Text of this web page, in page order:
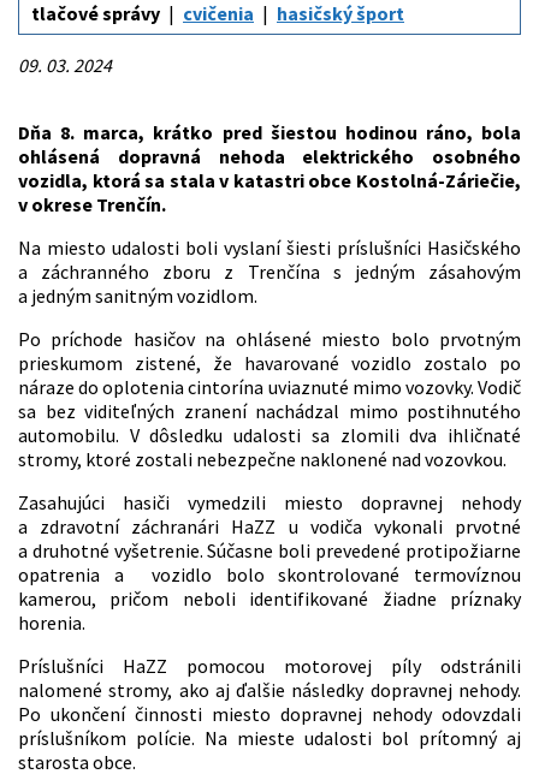
tlačové správy cvičenia hasičský šport
09. 03. 2024
Dňa 8. marca, krátko pred šiestou hodinou ráno, bola
ohlásená dopravná nehoda elektrického osobného
vozidla, ktorá sa stala v katastri obce Kostolná-Záriečie,
v okrese Trenčín.
Na miesto udalosti boli vyslaní šiesti príslušníci Hasičského
a záchranného zboru z Trenčína s jedným zásahovým
a jedným sanitným vozidlom.
Po príchode hasičov na ohlásené miesto bolo prvotným
prieskumom zistené, že havarované vozidlo zostalo po
náraze do oplotenia cintorína uviaznuté mimo vozovky. Vodič
sa bez viditeľných zranení nachádzal mimo postihnutého
automobilu. V dôsledku udalosti sa zlomili dva ihličnaté
stromy, ktoré zostali nebezpečne naklonené nad vozovkou.
Zasahujúci hasiči vymedzili miesto dopravnej nehody
a zdravotní záchranári HaZZ u vodiča vykonali prvotné
a druhotné vyšetrenie. Súčasne boli prevedené protipožiarne
opatrenia a vozidlo bolo skontrolované termovíznou
kamerou, pričom neboli identifikované žiadne príznaky
horenia.
Príslušníci HaZZ pomocou motorovej píly odstránili
nalomené stromy, ako aj ďalšie následky dopravnej nehody.
Po ukončení činnosti miesto dopravnej nehody odovzdali
príslušníkom polície. Na mieste udalosti bol prítomný aj
starosta obce.